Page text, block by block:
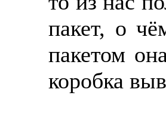
пакет, о
пакетом
коробка